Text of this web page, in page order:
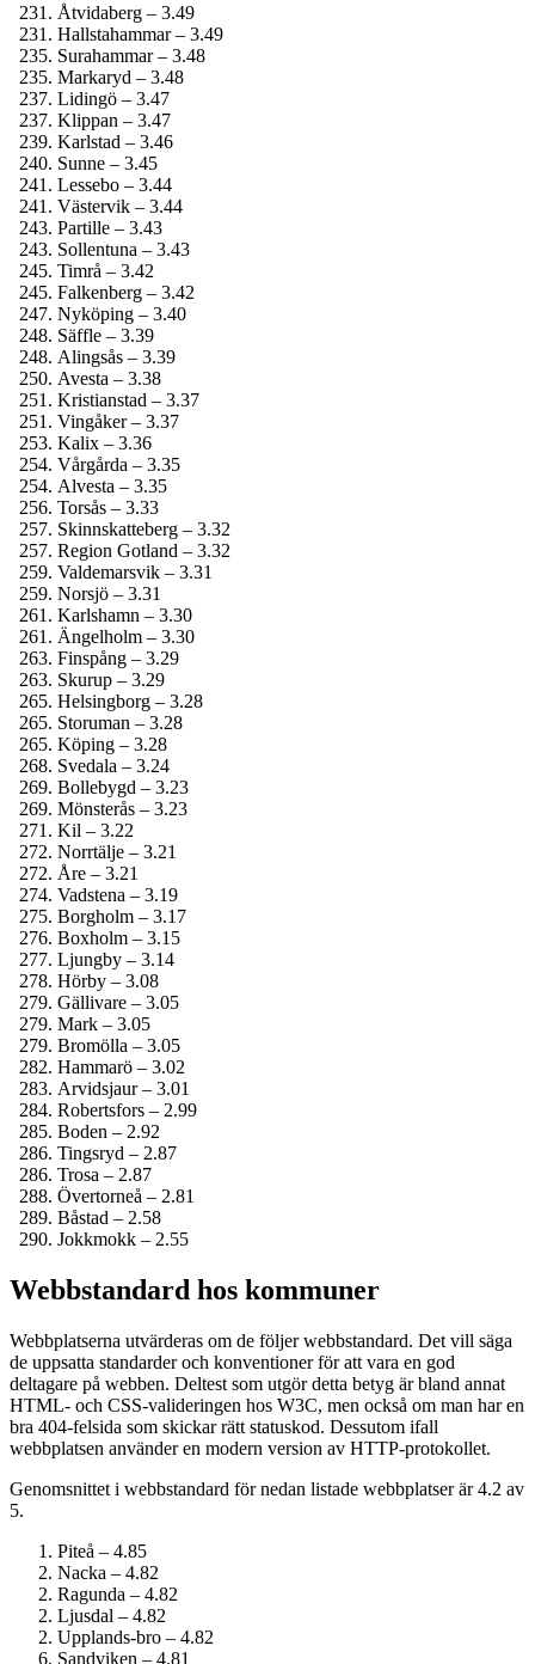
Åtvidaberg – 3.49
Hallstahammar – 3.49
Surahammar – 3.48
Markaryd – 3.48
Lidingö – 3.47
Klippan – 3.47
Karlstad – 3.46
Sunne – 3.45
Lessebo – 3.44
Västervik – 3.44
Partille – 3.43
Sollentuna – 3.43
Timrå – 3.42
Falkenberg – 3.42
Nyköping – 3.40
Säffle – 3.39
Alingsås – 3.39
Avesta – 3.38
Kristianstad – 3.37
Vingåker – 3.37
Kalix – 3.36
Vårgårda – 3.35
Alvesta – 3.35
Torsås – 3.33
Skinnskatteberg – 3.32
Region Gotland – 3.32
Valdemarsvik – 3.31
Norsjö – 3.31
Karlshamn – 3.30
Ängelholm – 3.30
Finspång – 3.29
Skurup – 3.29
Helsingborg – 3.28
Storuman – 3.28
Köping – 3.28
Svedala – 3.24
Bollebygd – 3.23
Mönsterås – 3.23
Kil – 3.22
Norrtälje – 3.21
Åre – 3.21
Vadstena – 3.19
Borgholm – 3.17
Boxholm – 3.15
Ljungby – 3.14
Hörby – 3.08
Gällivare – 3.05
Mark – 3.05
Bromölla – 3.05
Hammarö – 3.02
Arvidsjaur – 3.01
Robertsfors – 2.99
Boden – 2.92
Tingsryd – 2.87
Trosa – 2.87
Övertorneå – 2.81
Båstad – 2.58
Jokkmokk – 2.55
Webbstandard hos kommuner
Webbplatserna utvärderas om de följer webbstandard. Det vill säga
de uppsatta standarder och konventioner för att vara en god
deltagare på webben. Deltest som utgör detta betyg är bland annat
HTML- och CSS-valideringen hos W3C, men också om man har en
bra 404-felsida som skickar rätt statuskod. Dessutom ifall
webbplatsen använder en modern version av HTTP-protokollet.
Genomsnittet i webbstandard för nedan listade webbplatser är 4.2 av
5.
Piteå – 4.85
Nacka – 4.82
Ragunda – 4.82
Ljusdal – 4.82
Upplands-bro – 4.82
Sandviken – 4.81